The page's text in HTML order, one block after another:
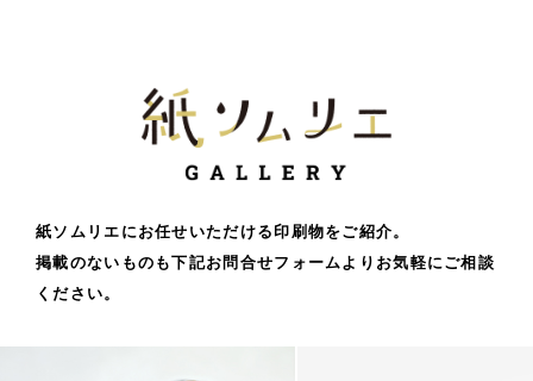
紙ソムリエにお任せいただける印刷物をご紹介。
掲載のないものも下記お問合せフォームよりお気軽にご相談
ください。